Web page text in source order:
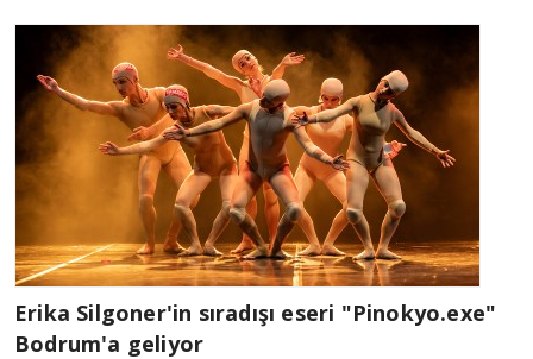
Erika Silgoner'in sıradışı eseri "Pinokyo.exe"
Bodrum'a geliyor